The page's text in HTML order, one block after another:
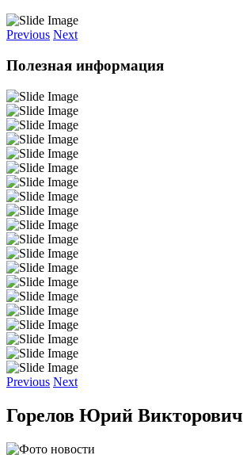
Previous Next
Полезная информация
Previous Next
Горелов Юрий Викторович